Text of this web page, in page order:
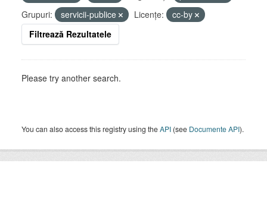
Grupuri:
servicii-publice Licenţe:
cc-by
Filtrează Rezultatele
Please try another search.
You can also access this registry using theAPI (see Documente API).